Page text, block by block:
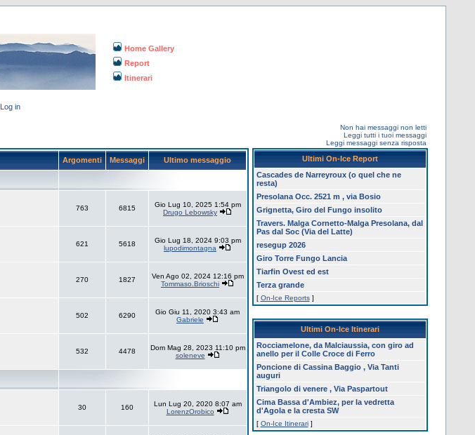
Home Gallery
Report
Itinerari
Log in
Non hai messaggi non letti
Leggi tutti i tuoi messaggi
Leggi messaggi senza risposta
Argomenti Messaggi Ultimo messaggio
763 6815
Gio Lug 10, 2025 1:54 pm
Drugo Lebowsky
621 5618
Gio Lug 18, 2024 9:03 pm
lupodimontagna
270 1827
Ven Ago 02, 2024 12:16 pm
Tommaso.Brioschi
502 6290
Gio Giu 11, 2020 3:43 am
Gabriele
532 4478
Dom Mag 28, 2023 11:10 pm
soleneve
30 160
Lun Lug 20, 2020 8:07 am
LorenzOrobico
Ultimi On-Ice Report
Cascades de Narreyroux (o quel che ne
resta)
Presolana Occ. 2521 m , via Bosio
Grignetta, Giro del Fungo insolito
Travers. Malga Cornetto-Malga Presolana, dal
Pas dal Soc (Via del Latte)
resegup 2026
Giro Torre Fungo Lancia
Tiarfin Ovest ed est
Terza grande
[ On-Ice Reports]
Ultimi On-Ice Itinerari
Rocciamelone, da Malciaussia, con giro ad
anello per il Colle Croce di Ferro
Poncione di Cassina Baggio , Via Tanti
auguri
Triangolo di venere , Via Paspartout
Cima Bassa d'Ambiez, per la vedretta
d'Agola e la cresta SW
[ On-Ice Itinerari]